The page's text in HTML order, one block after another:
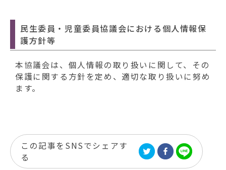
民生委員・児童委員協議会における個人情報保
護方針等
本協議会は、個人情報の取り扱いに関して、その
保護に関する方針を定め、適切な取り扱いに努め
ます。
この記事をSNSでシェアす
る